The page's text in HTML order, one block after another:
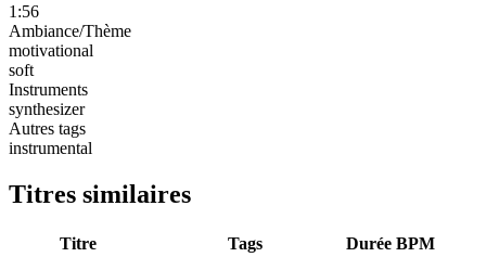
1:56
Ambiance/Thème
motivational
soft
Instruments
synthesizer
Autres tags
instrumental
Titres similaires
Titre Tags Durée BPM